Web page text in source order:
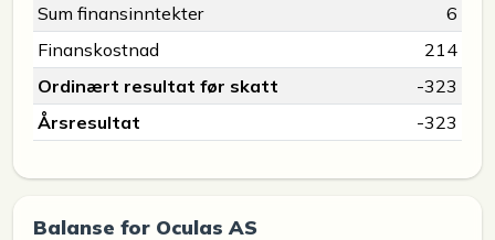
Sum finansinntekter
6
Finanskostnad
214
Ordinært resultat før skatt
-323
Årsresultat
-323
Balanse for Oculas AS